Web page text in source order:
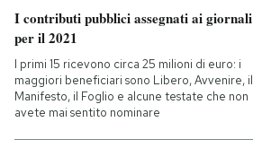
I contributi pubblici assegnati ai giornali
per il 2021
I primi 15 ricevono circa 25 milioni di euro: i
maggiori beneficiari sono Libero, Avvenire, il
Manifesto, il Foglio e alcune testate che non
avete mai sentito nominare